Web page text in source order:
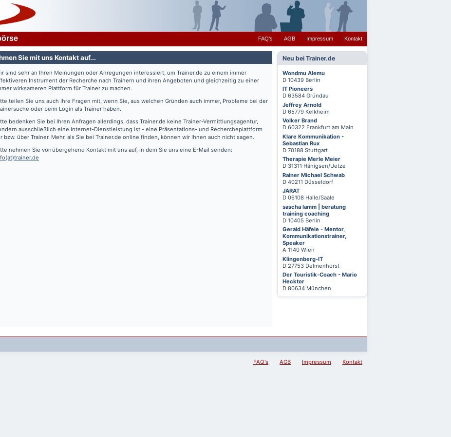
FAQ's AGB Impressum Kontakt
Neu bei Trainer.de
Wondmu Alemu
D 10439 Berlin
IT Pioneers
D 63584 Gründau
Jeffrey Arnold
D 65779 Kelkheim
Volker Brand
D 60322 Frankfurt am Main
Klare Kommunikation -
Sebastian Rux
D 70188 Stuttgart
Therapie Merle Meier
D 31311 Hänigsen/Uetze
Rainer Michael Schwab
D 40211 Düsseldorf
JARAT
D 06108 Halle/Saale
sascha lamm | beratung
training coaching
D 10405 Berlin
Gerald Häfele - Mentor,
Kommunikationstrainer,
Speaker
A 1140 Wien
Klingenberg-IT
D 27753 Delmenhorst
Der Touristik-Coach - Mario
Hecktor
D 80634 München
Sie mit uns Kontakt auf...
sind sehr an Ihren Meinungen oder Anregungen interessiert, um Trainer.de zu einem immer
Instrument der Recherche nach Trainern und ihren Angeboten und gleichzeitig zu einer
wirksameren Plattform für Trainer zu machen.
teilen Sie uns auch Ihre Fragen mit, wenn Sie, aus welchen Gründen auch immer, Probleme bei der
oder beim Login als Trainer haben.
bedenken Sie bei Ihren Anfragen allerdings, dass Trainer.de keine Trainer-Vermittlungsagentur,
ausschließlich eine Internet-Dienstleistung ist - eine Präsentations- und Rechercheplattform
bzw. über Trainer. Mehr, als Sie bei Trainer.de online finden, können wir Ihnen auch nicht sagen.
nehmen Sie vorrübergehend Kontakt mit uns auf, in dem Sie uns eine E-Mail senden:
FAQ's AGB Impressum Kontakt